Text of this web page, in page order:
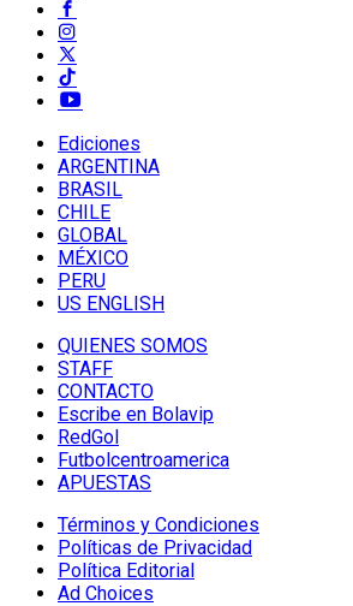
Ediciones
ARGENTINA
BRASIL
CHILE
GLOBAL
MÉXICO
PERU
US ENGLISH
QUIENES SOMOS
STAFF
CONTACTO
Escribe en Bolavip
RedGol
Futbolcentroamerica
APUESTAS
Términos y Condiciones
Políticas de Privacidad
Política Editorial
Ad Choices